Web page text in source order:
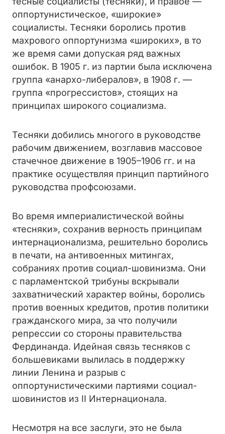
оппортунистическое, «широкие»
социалисты. Тесняки боролись против
махрового оппортунизма «широких», в то
же время сами допуская ряд важных
ошибок. В 1905 г. из партии была исключена
группа «анархо-либералов», в 1908 г. —
группа «прогрессистов», стоящих на
принципах широкого социализма.
Тесняки добились многого в руководстве
рабочим движением, возглавив массовое
стачечное движение в 1905–1906 гг. и на
практике осуществляя принцип партийного
руководства профсоюзами.
Во время империалистической войны
«тесняки», сохранив верность принципам
интернационализма, решительно боролись
в печати, на антивоенных митингах,
собраниях против социал-шовинизма. Они
с парламентской трибуны вскрывали
захватнический характер войны, боролись
против военных кредитов, против политики
гражданского мира, за что получили
репрессии со стороны правительства
Фердинанда. Идейная связь тесняков с
большевиками вылилась в поддержку
линии Ленина и разрыв с
оппортунистическими партиями социал-
шовинистов из II Интернационала.
Несмотря на все заслуги, это не была